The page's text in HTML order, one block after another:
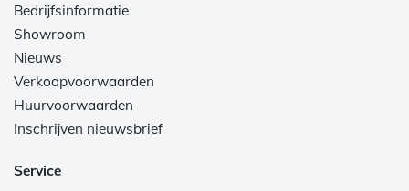
Bedrijfsinformatie
Showroom
Nieuws
Verkoopvoorwaarden
Huurvoorwaarden
Inschrijven nieuwsbrief
Service